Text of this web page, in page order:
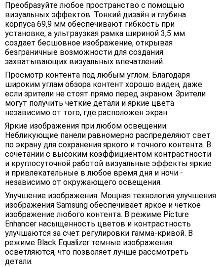
Преобразуйте любое пространство с помощью
визуальных эффектов. Тонкий дизайн и глубина
корпуса 69,9 мм обеспечивают гибкость при
установке, а ультраузкая рамка шириной 3,5 мм
создает бесшовное изображение, открывая
безграничные возможности для создания
захватывающих визуальных впечатлений.
Просмотр контента под любым углом. Благодаря
широким углам обзора контент хорошо виден, даже
если зрители не стоят прямо перед экраном. Зрители
могут получить четкие детали и яркие цвета
независимо от того, где расположен экран.
Яркие изображения при любом освещении.
Небликующие панели равномерно распределяют свет
по экрану для сохранения яркого и точного контента. В
сочетании с высоким коэффициентом контрастности
и круглосуточной работой визуальные эффекты яркие
и привлекательные в любое время дня и ночи -
независимо от окружающего освещения.
Улучшение изображения. Мощная технология улучшения
изображения Samsung обеспечивает яркое и четкое
изображение любого контента. В режиме Picture
Enhancer насыщенность цветов и контрастность
улучшаются за счет регулировки гамма-кривой. В
режиме Black Equalizer темные изображения
осветляются, что позволяет лучше рассмотреть
детали.